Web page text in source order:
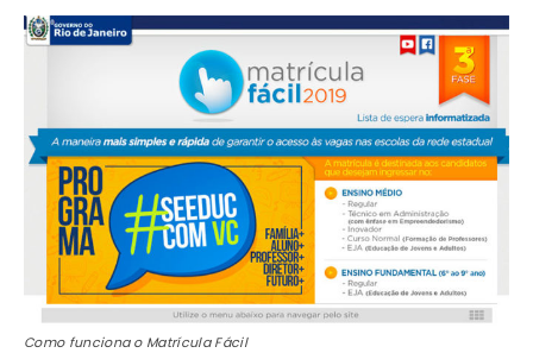
Como funciona o Matrícula Fácil